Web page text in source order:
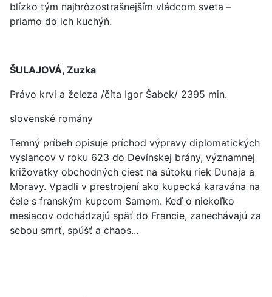
blízko tým najhrôzostrašnejším vládcom sveta –
priamo do ich kuchýň.
ŠULAJOVÁ, Zuzka
Právo krvi a železa /číta Igor Šabek/ 2395 min.
slovenské romány
Temný príbeh opisuje príchod výpravy diplomatických
vyslancov v roku 623 do Devínskej brány, významnej
križovatky obchodných ciest na sútoku riek Dunaja a
Moravy. Vpadli v prestrojení ako kupecká karavána na
čele s franským kupcom Samom. Keď o niekoľko
mesiacov odchádzajú späť do Francie, zanechávajú za
sebou smrť, spúšť a chaos...